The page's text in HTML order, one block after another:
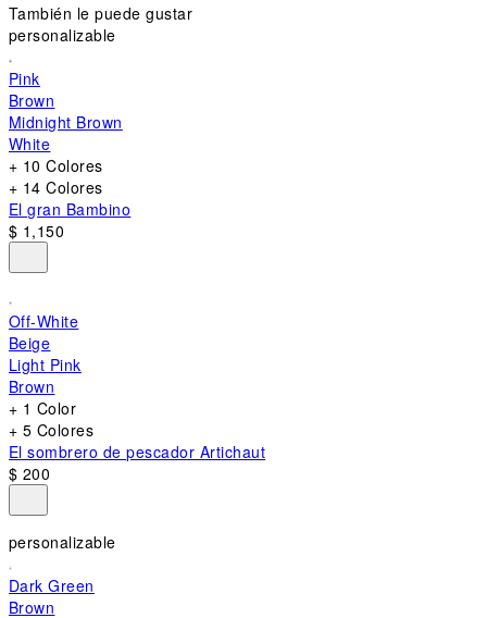
También le puede gustar
personalizable
Pink
Brown
Midnight Brown
White
+ 10 Colores
+ 14 Colores
El gran Bambino
$ 1,150
Off-White
Beige
Light Pink
Brown
+ 1 Color
+ 5 Colores
El sombrero de pescador Artichaut
$ 200
personalizable
Dark Green
Brown